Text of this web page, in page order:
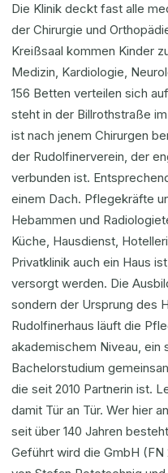
Die Klinik deckt fast alle
der Chirurgie und
Kreißsaal kommen Kinder
Medizin, Kardiologie,
156 Betten verteilen sich
steht in der Billrothstraße
ist nach jenem Chirurgen
der Rudolfinerverein, der
verbunden ist.
einem Dach. Pflegekräfte
Hebammen und
Küche, Hausdienst,
Privatklinik auch ein Haus
versorgt werden. Die
sondern der Ursprung des
Rudolfinerhaus läuft die
akademischem Niveau, ein
Bachelorstudium
die seit 2010 Partnerin ist.
damit Tür an Tür. Wer hier
seit über 140 Jahren
Geführt wird die GmbH